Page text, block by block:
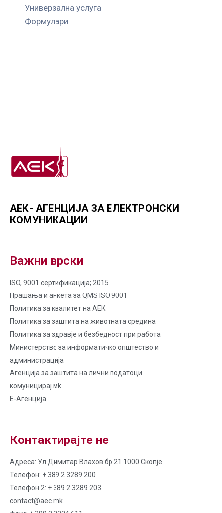
Универзална услуга
Формулари
АЕК- АГЕНЦИЈА ЗА ЕЛЕКТРОНСКИ
КОМУНИКАЦИИ
Важни врски
ISO, 9001 сертификација; 2015
Прашања и анкета за QMS ISO 9001
Политика за квалитет на AЕК
Политика за заштита на животната средина
Политика за здравје и безбедност при работа
Министерство за информатичко општество и
администрација
Агенција за заштита на лични податоци
комуницирај.мk
Е-Агенција
Контактирајте не
Адреса: Ул.Димитар Влахов бр.21 1000 Скопје
Телефон: + 389 2 3289 200
Телефон 2: + 389 2 3289 203
contact@aec.mk